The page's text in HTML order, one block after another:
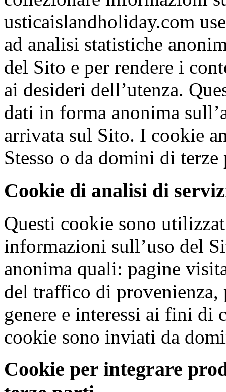
usticaislandholiday.com
ad analisi statistiche
del Sito e per rendere i
ai desideri dell’utenza.
dati in forma anonima
arrivata sul Sito. I cookie
Stesso o da domini di terze
Cookie di analisi di
Questi cookie sono
informazioni sull’uso del
anonima quali: pagine
del traffico di provenienza,
genere e interessi ai fini di
cookie sono inviati da
Cookie per integrare